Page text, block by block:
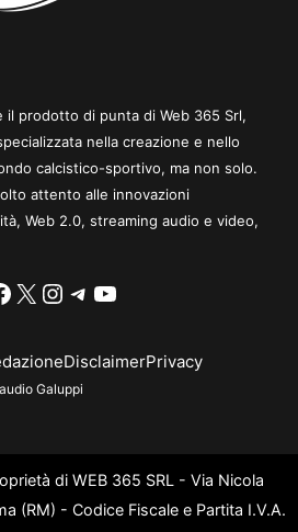
il prodotto di punta di Web 365 Srl,
nella creazione e nello
calcistico-sportivo, ma non solo.
attento alle innovazioni
Web 2.0, streaming audio e video,
X Instagram
Telegram
YouTube
DisclaimerPrivacy
Galuppi
di WEB 365 SRL - Via Nicola
(RM) - Codice Fiscale e Partita I.V.A.